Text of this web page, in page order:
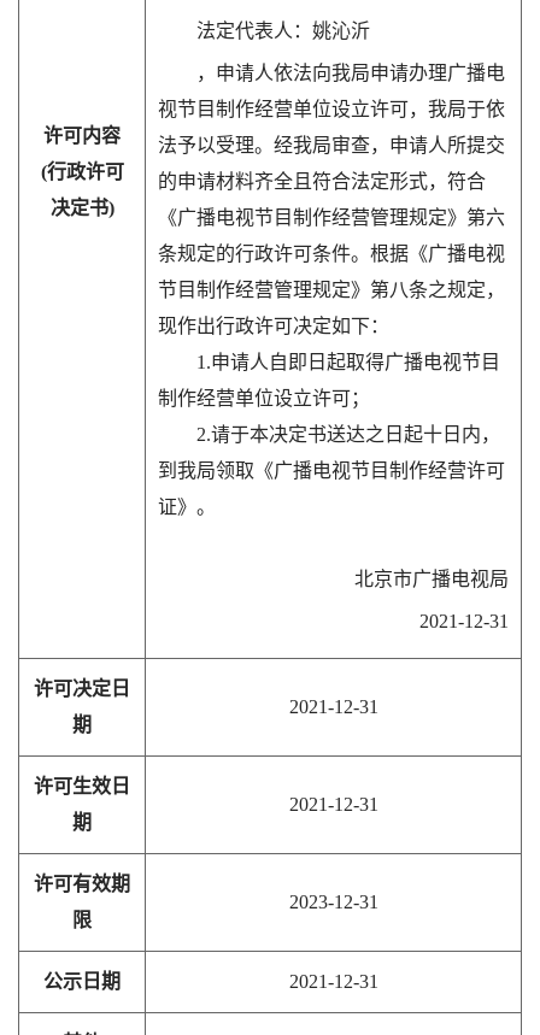
许可内容
(行政许可
决定书)
法定代表人：姚沁沂
，申请人依法向我局申请办理广播电
视节目制作经营单位设立许可，我局于依
法予以受理。经我局审查，申请人所提交
的申请材料齐全且符合法定形式，符合
《广播电视节目制作经营管理规定》第六
条规定的行政许可条件。根据《广播电视
节目制作经营管理规定》第八条之规定，
现作出行政许可决定如下：
1.申请人自即日起取得广播电视节目
制作经营单位设立许可；
2.请于本决定书送达之日起十日内，
到我局领取《广播电视节目制作经营许可
证》。
北京市广播电视局
2021-12-31
许可决定日
期
2021-12-31
许可生效日
期
2021-12-31
许可有效期
限
2023-12-31
公示日期 2021-12-31